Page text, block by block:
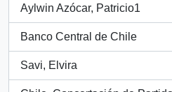
Aylwin Azócar, Patricio1
, 11 resultados
Banco Central de Chile
, 2 resultados
Savi, Elvira
, 2 resultados